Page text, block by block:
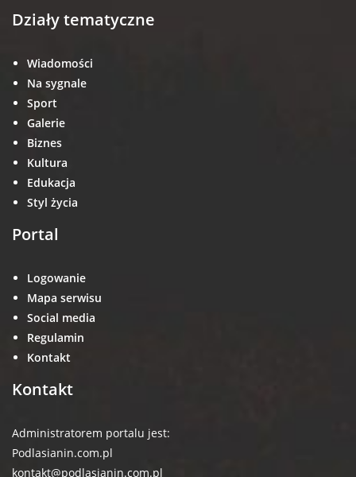
Działy tematyczne
Wiadomości
Na sygnale
Sport
Galerie
Biznes
Kultura
Edukacja
Styl życia
Portal
Logowanie
Mapa serwisu
Social media
Regulamin
Kontakt
Kontakt
Administratorem portalu jest:
Podlasianin.com.pl
kontakt@podlasianin.com.pl